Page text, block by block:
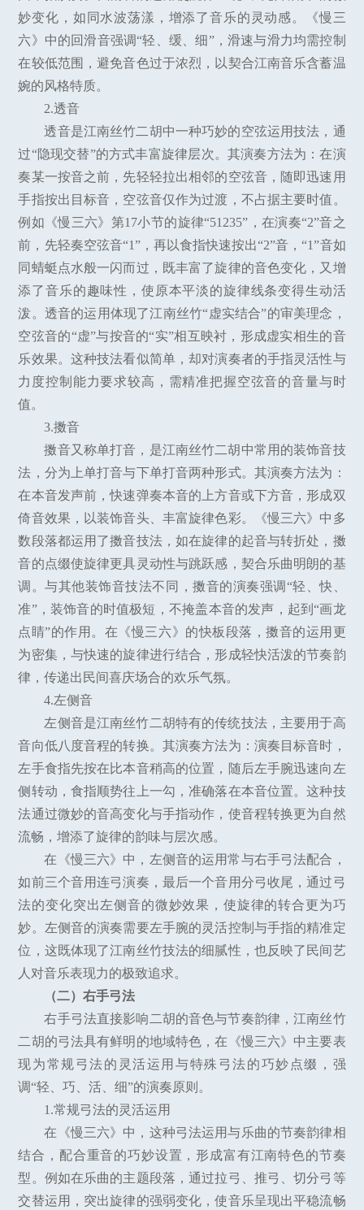
妙变化，如同水波荡漾，增添了音乐的灵动感。《慢三
六》中的回滑音强调“轻、缓、细”，滑速与滑力均需控制
在较低范围，避免音色过于浓烈，以契合江南音乐含蓄温
婉的风格特质。
2.透音
透音是江南丝竹二胡中一种巧妙的空弦运用技法，通
过“隐现交替”的方式丰富旋律层次。其演奏方法为：在演
奏某一按音之前，先轻轻拉出相邻的空弦音，随即迅速用
手指按出目标音，空弦音仅作为过渡，不占据主要时值。
例如《慢三六》第17小节的旋律“51235”，在演奏“2”音之
前，先轻奏空弦音“1”，再以食指快速按出“2”音，“1”音如
同蜻蜓点水般一闪而过，既丰富了旋律的音色变化，又增
添了音乐的趣味性，使原本平淡的旋律线条变得生动活
泼。透音的运用体现了江南丝竹“虚实结合”的审美理念，
空弦音的“虚”与按音的“实”相互映衬，形成虚实相生的音
乐效果。这种技法看似简单，却对演奏者的手指灵活性与
力度控制能力要求较高，需精准把握空弦音的音量与时
值。
3.擞音
擞音又称单打音，是江南丝竹二胡中常用的装饰音技
法，分为上单打音与下单打音两种形式。其演奏方法为：
在本音发声前，快速弹奏本音的上方音或下方音，形成双
倚音效果，以装饰音头、丰富旋律色彩。《慢三六》中多
数段落都运用了擞音技法，如在旋律的起音与转折处，擞
音的点缀使旋律更具灵动性与跳跃感，契合乐曲明朗的基
调。与其他装饰音技法不同，擞音的演奏强调“轻、快、
准”，装饰音的时值极短，不掩盖本音的发声，起到“画龙
点睛”的作用。在《慢三六》的快板段落，擞音的运用更
为密集，与快速的旋律进行结合，形成轻快活泼的节奏韵
律，传递出民间喜庆场合的欢乐气氛。
4.左侧音
左侧音是江南丝竹二胡特有的传统技法，主要用于高
音向低八度音程的转换。其演奏方法为：演奏目标音时，
左手食指先按在比本音稍高的位置，随后左手腕迅速向左
侧转动，食指顺势往上一勾，准确落在本音位置。这种技
法通过微妙的音高变化与手指动作，使音程转换更为自然
流畅，增添了旋律的韵味与层次感。
在《慢三六》中，左侧音的运用常与右手弓法配合，
如前三个音用连弓演奏，最后一个音用分弓收尾，通过弓
法的变化突出左侧音的微妙效果，使旋律的转合更为巧
妙。左侧音的演奏需要左手腕的灵活控制与手指的精准定
位，这既体现了江南丝竹技法的细腻性，也反映了民间艺
人对音乐表现力的极致追求。
（二）右手弓法
右手弓法直接影响二胡的音色与节奏韵律，江南丝竹
二胡的弓法具有鲜明的地域特色，在《慢三六》中主要表
现为常规弓法的灵活运用与特殊弓法的巧妙点缀，强
调“轻、巧、活、细”的演奏原则。
1.常规弓法的灵活运用
在《慢三六》中，这种弓法运用与乐曲的节奏韵律相
结合，配合重音的巧妙设置，形成富有江南特色的节奏
型。例如在乐曲的主题段落，通过拉弓、推弓、切分弓等
交替运用，突出旋律的强弱变化，使音乐呈现出平稳流畅